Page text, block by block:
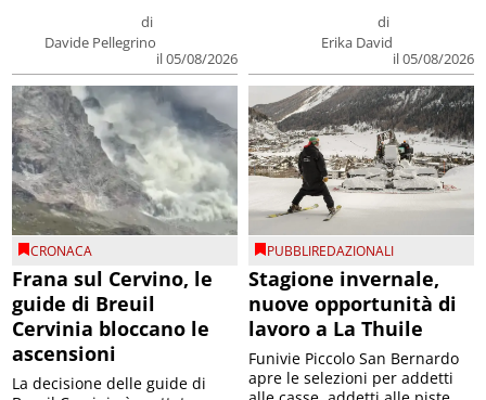
di
Davide Pellegrino
il 05/08/2026
di
Erika David
il 05/08/2026
CRONACA
Frana sul Cervino, le
guide di Breuil
Cervinia bloccano le
ascensioni
La decisione delle guide di
PUBBLIREDAZIONALI
Stagione invernale,
nuove opportunità di
lavoro a La Thuile
Funivie Piccolo San Bernardo
apre le selezioni per addetti